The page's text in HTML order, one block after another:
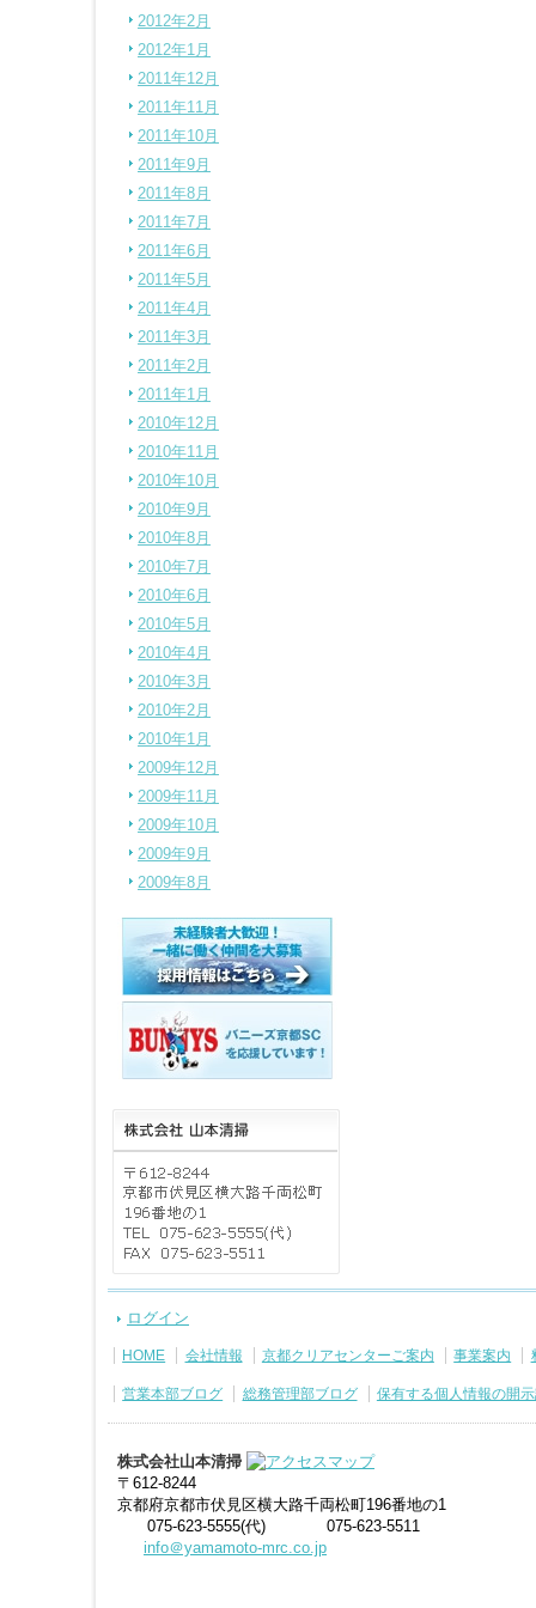
2012年2月
2012年1月
2011年12月
2011年11月
2011年10月
2011年9月
2011年8月
2011年7月
2011年6月
2011年5月
2011年4月
2011年3月
2011年2月
2011年1月
2010年12月
2010年11月
2010年10月
2010年9月
2010年8月
2010年7月
2010年6月
2010年5月
2010年4月
2010年3月
2010年2月
2010年1月
2009年12月
2009年11月
2009年10月
2009年9月
2009年8月
ログイン
HOME 会社情報 京都クリアセンターご案内 事業案内
営業本部ブログ 総務管理部ブログ 保有する個人情報の開
株式会社山本清掃
〒612-8244
京都府京都市伏見区横大路千両松町196番地の1
075-623-5555(代)
075-623-5511
info＠yamamoto-mrc.co.jp